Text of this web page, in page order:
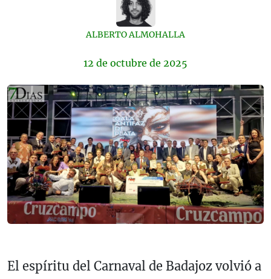
ALBERTO ALMOHALLA
12 de octubre de 2025
El espíritu del Carnaval de Badajoz volvió a